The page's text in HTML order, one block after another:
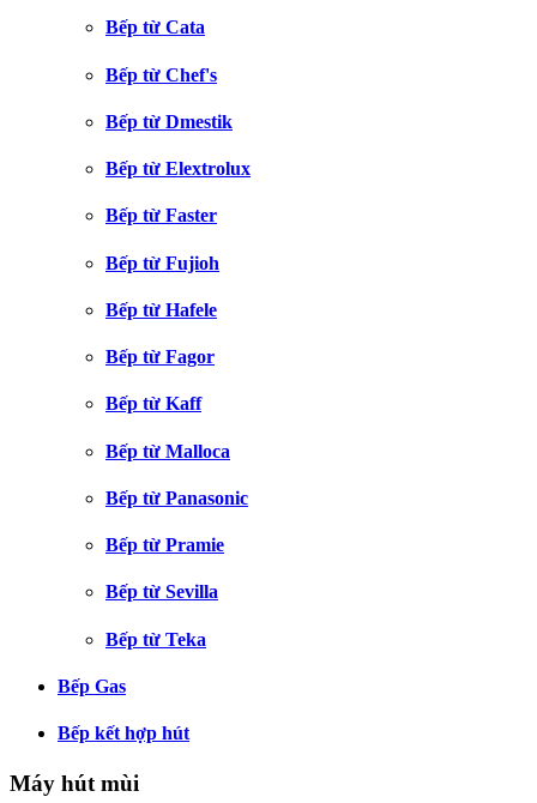
Bếp từ Cata
Bếp từ Chef's
Bếp từ Dmestik
Bếp từ Elextrolux
Bếp từ Faster
Bếp từ Fujioh
Bếp từ Hafele
Bếp từ Fagor
Bếp từ Kaff
Bếp từ Malloca
Bếp từ Panasonic
Bếp từ Pramie
Bếp từ Sevilla
Bếp từ Teka
Bếp Gas
Bếp kết hợp hút
Máy hút mùi